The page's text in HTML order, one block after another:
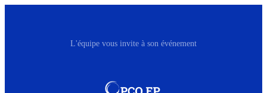
L'équipe vous invite à son événement